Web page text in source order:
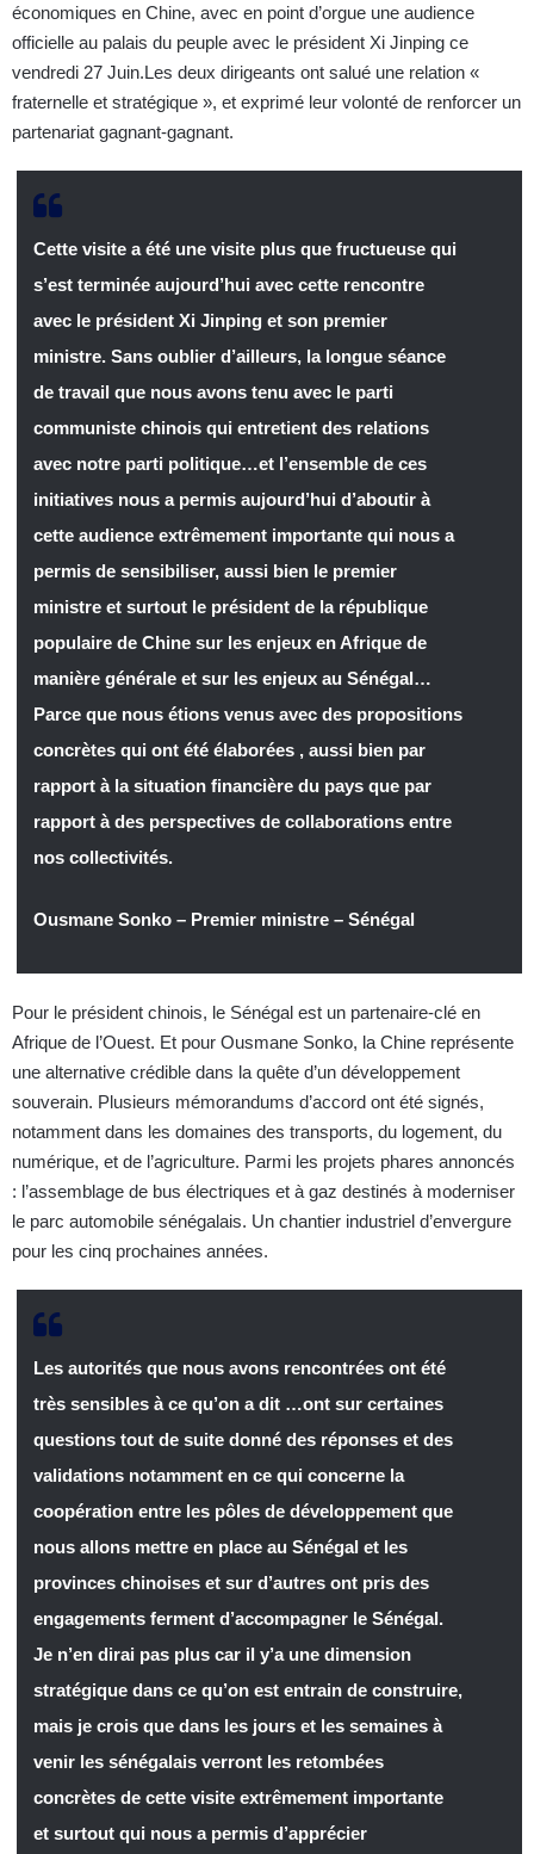
économiques en Chine, avec en point d’orgue une audience
officielle au palais du peuple avec le président Xi Jinping ce
vendredi 27 Juin.Les deux dirigeants ont salué une relation «
fraternelle et stratégique », et exprimé leur volonté de renforcer un
partenariat gagnant-gagnant.
Cette visite a été une visite plus que fructueuse qui
s’est terminée aujourd’hui avec cette rencontre
avec le président Xi Jinping et son premier
ministre. Sans oublier d’ailleurs, la longue séance
de travail que nous avons tenu avec le parti
communiste chinois qui entretient des relations
avec notre parti politique…et l’ensemble de ces
initiatives nous a permis aujourd’hui d’aboutir à
cette audience extrêmement importante qui nous a
permis de sensibiliser, aussi bien le premier
ministre et surtout le président de la république
populaire de Chine sur les enjeux en Afrique de
manière générale et sur les enjeux au Sénégal…
Parce que nous étions venus avec des propositions
concrètes qui ont été élaborées , aussi bien par
rapport à la situation financière du pays que par
rapport à des perspectives de collaborations entre
nos collectivités.
Ousmane Sonko – Premier ministre – Sénégal
Pour le président chinois, le Sénégal est un partenaire-clé en
Afrique de l’Ouest. Et pour Ousmane Sonko, la Chine représente
une alternative crédible dans la quête d’un développement
souverain. Plusieurs mémorandums d’accord ont été signés,
notamment dans les domaines des transports, du logement, du
numérique, et de l’agriculture. Parmi les projets phares annoncés
: l’assemblage de bus électriques et à gaz destinés à moderniser
le parc automobile sénégalais. Un chantier industriel d’envergure
pour les cinq prochaines années.
Les autorités que nous avons rencontrées ont été
très sensibles à ce qu’on a dit …ont sur certaines
questions tout de suite donné des réponses et des
validations notamment en ce qui concerne la
coopération entre les pôles de développement que
nous allons mettre en place au Sénégal et les
provinces chinoises et sur d’autres ont pris des
engagements ferment d’accompagner le Sénégal.
Je n’en dirai pas plus car il y’a une dimension
stratégique dans ce qu’on est entrain de construire,
mais je crois que dans les jours et les semaines à
venir les sénégalais verront les retombées
concrètes de cette visite extrêmement importante
et surtout qui nous a permis d’apprécier